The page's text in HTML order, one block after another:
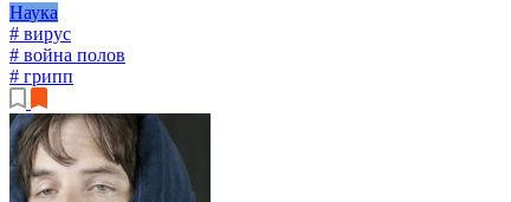
Наука
# вирус
# война полов
# грипп